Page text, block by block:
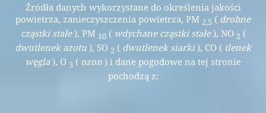
Źródła danych wykorzystane do określenia jakości
powietrza, zanieczyszczenia powietrza, PM 2,5 ( drobne
cząstki stałe), PM 10( wdychane cząstki stałe), NO 2 (
dwutlenek azotu ), SO 2 ( dwutlenek siarki), CO ( tlenek
węgla), O 3 ( ozon ) i dane pogodowe na tej stronie
pochodzą z: